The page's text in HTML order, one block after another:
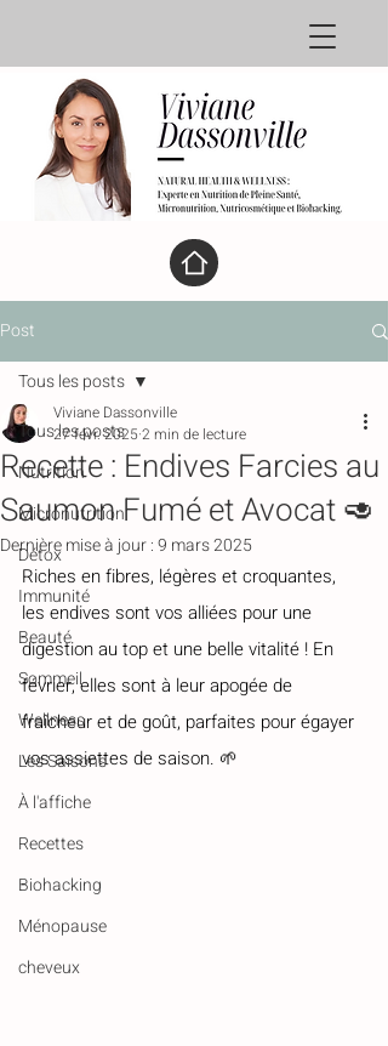
Post
Tous les posts
Nutrition
Micronutrition
Détox
Immunité
Beauté
Sommeil
Wellness
Les Saisons
À l'affiche
Recettes
Biohacking
Ménopause
cheveux
Tous les posts
Recette : Endives Farcies au
Saumon Fumé et Avocat 🥑
Viviane Dassonville
27 févr. 2025 2 min de lecture
Dernière mise à jour :9 mars 2025
Riches en fibres, légères et croquantes,
les endives sont vos alliées pour une
digestion au top et une belle vitalité ! En
février, elles sont à leur apogée de
fraîcheur et de goût, parfaites pour égayer
vos assiettes de saison. 🌱